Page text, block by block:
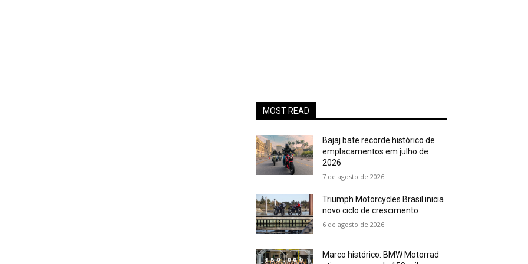
MOST READ
Bajaj bate recorde histórico de
emplacamentos em julho de
2026
7 de agosto de 2026
Triumph Motorcycles Brasil inicia
novo ciclo de crescimento
6 de agosto de 2026
Marco histórico: BMW Motorrad